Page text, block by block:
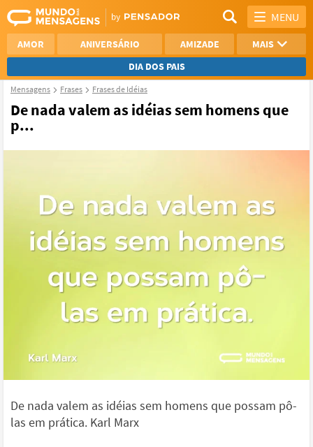
MENU
AMOR ANIVERSÁRIO AMIZADE
MAIS
DIA DOS PAIS
REFLEXÃO
AGRADECIMENTO
Mensagens Frases Frases de Idéias
De nada valem as idéias sem homens que
p...
De nada valem as idéias sem homens que possam pô-
las em prática. Karl Marx